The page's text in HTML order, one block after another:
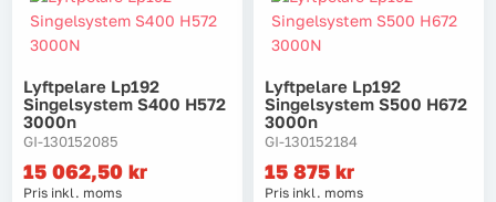
Lyftpelare Lp192
Singelsystem S400 H572
3000n
GI-130152085
15 062,50 kr
Pris inkl. moms
Lyftpelare Lp192
Singelsystem S500 H672
3000n
GI-130152184
15 875 kr
Pris inkl. moms